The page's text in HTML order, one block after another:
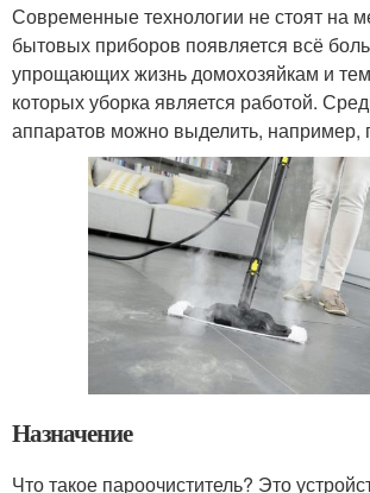
Современные технологии не стоят на
бытовых приборов появляется всё
упрощающих жизнь домохозяйкам и
которых уборка является работой.
аппаратов можно выделить, например,
Назначение
Что такое пароочиститель? Это